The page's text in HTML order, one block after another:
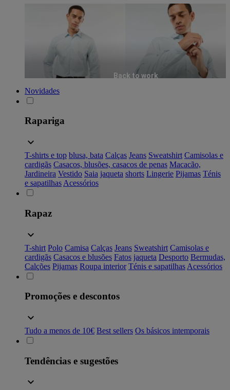
Back to work
Novidades
Rapariga
T-shirts e top blusa, bata Calças Jeans Sweatshirt Camisolas e
cardigãs Casacos, blusões, casacos de penas Macacão,
Jardineira Vestido Saia jaqueta shorts Lingerie Pijamas Ténis
e sapatilhas Acessórios
Rapaz
T-shirt Polo Camisa Calças Jeans Sweatshirt Camisolas e
cardigãs Casacos e blusões Fatos jaqueta Desporto Bermudas,
Calções Pijamas Roupa interior Ténis e sapatilhas Acessórios
Promoções e descontos
Tudo a menos de 10€ Best sellers Os básicos intemporais
Tendências e sugestões